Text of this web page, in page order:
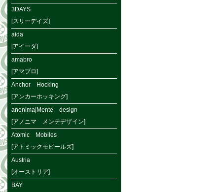
3DAYS
[スリーデイズ]
aida
[アイーダ]
amabro
[アマブロ]
Anchor Hocking
[アンカーホッキング]
anonima|Mente design
[アノニマ メンテデザイン]
Atomic Mobiles
[アトミックモビールズ]
Austria
[オーストリア]
BAY